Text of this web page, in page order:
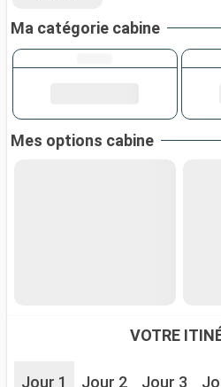
Ma catégorie cabine
Mes options cabine
VOTRE
Jour 1 Jour 2 Jour 3